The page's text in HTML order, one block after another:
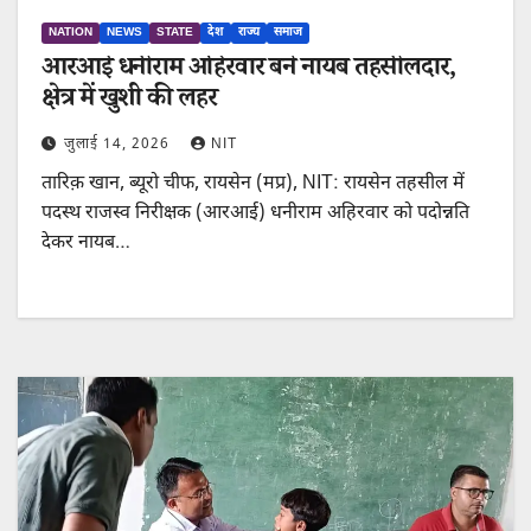
NATION NEWS STATE देश राज्य समाज
आरआई धनीराम अहिरवार बने नायब तहसीलदार,
क्षेत्र में खुशी की लहर
जुलाई 14, 2026 NIT
तारिक़ खान, ब्यूरो चीफ, रायसेन (मप्र), NIT: रायसेन तहसील में
पदस्थ राजस्व निरीक्षक (आरआई) धनीराम अहिरवार को पदोन्नति
देकर नायब…